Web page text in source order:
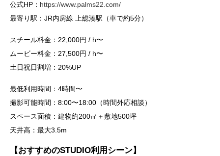
公式HP： https://www.palms22.com/
最寄り駅：JR内房線 上総湊駅（車で約5分）
スチール料金：22,000円 / h〜
ムービー料金：27,500円 / h〜
土日祝日割増：20%UP
最低利用時間：4時間〜
撮影可能時間：8:00〜18:00（時間外応相談）
スペース面積：建物約200㎡＋敷地500坪
天井高：最大3.5m
【おすすめのSTUDIO利用シーン】